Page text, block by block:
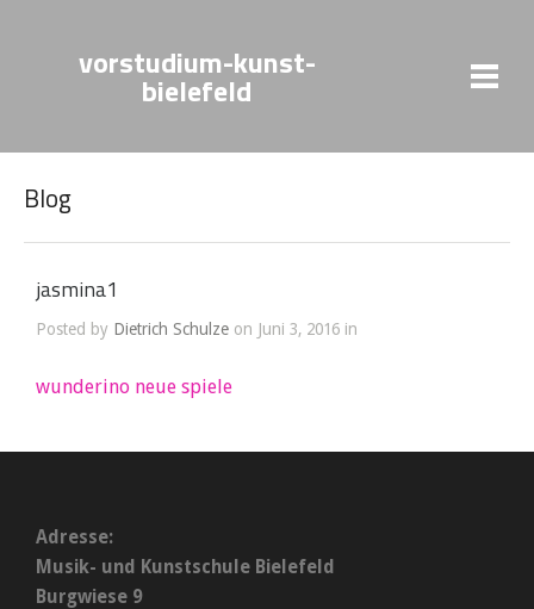
vorstudium-kunst-
bielefeld
Blog
jasmina1
Posted by Dietrich Schulze on Juni 3, 2016 in
wunderino neue spiele
Adresse:
Musik- und Kunstschule Bielefeld
Burgwiese 9